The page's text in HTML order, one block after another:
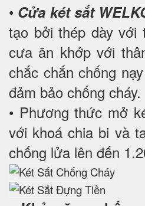
• Cửa két sắt
tạo bởi thép dày với
cưa ăn khớp với
chắc chắn chống
đảm bảo chống cháy.
• Phương thức mở
với khoá chia bi và
chống lửa lên đến